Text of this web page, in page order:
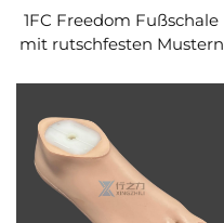
1FC Freedom Fußschale
mit rutschfesten Mustern